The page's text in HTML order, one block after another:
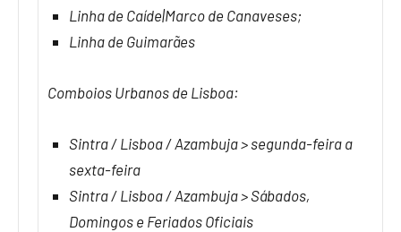
Linha de Caíde|Marco de Canaveses;
Linha de Guimarães
Comboios Urbanos de Lisboa:
Sintra / Lisboa / Azambuja > segunda-feira a
sexta-feira
Sintra / Lisboa / Azambuja > Sábados,
Domingos e Feriados Oficiais